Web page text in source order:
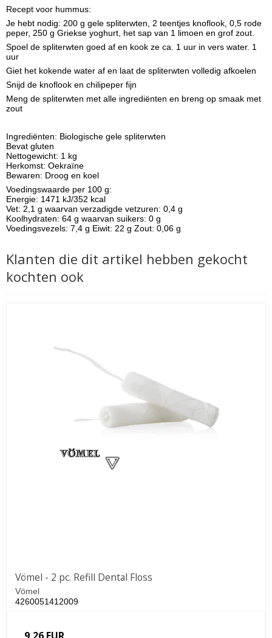
Recept voor hummus:
Je hebt nodig: 200 g gele spliterwten, 2 teentjes knoflook, 0,5 rode
peper, 250 g Griekse yoghurt, het sap van 1 limoen en grof zout.
Spoel de spliterwten goed af en kook ze ca. 1 uur in vers water. 1
uur
Giet het kokende water af en laat de spliterwten volledig afkoelen
Snijd de knoflook en chilipeper fijn
Meng de spliterwten met alle ingrediënten en breng op smaak met
zout
Ingrediënten: Biologische gele spliterwten
Bevat gluten
Nettogewicht: 1 kg
Herkomst: Oekraïne
Bewaren: Droog en koel
Voedingswaarde per 100 g:
Energie: 1471 kJ/352 kcal
Vet: 2,1 g waarvan verzadigde vetzuren: 0,4 g
Koolhydraten: 64 g waarvan suikers: 0 g
Voedingsvezels: 7,4 g Eiwit: 22 g Zout: 0,06 g
Klanten die dit artikel hebben gekocht
kochten ook
Vömel - 2 pc. Refill Dental Floss
Vömel
4260051412009